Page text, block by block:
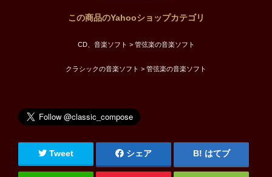
この商品のYahooショップカテゴリ
CD、音楽ソフト > 管弦楽の音楽ソフト
クラシックの音楽ソフト > 管弦楽の音楽ソフト
Tweet シェア はてブ